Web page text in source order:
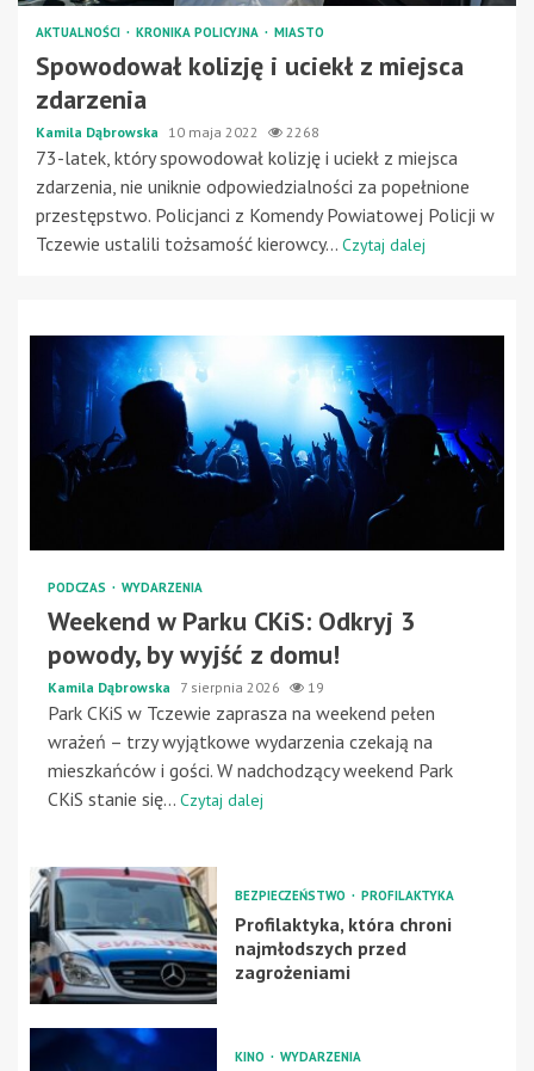
AKTUALNOŚCI KRONIKA POLICYJNA MIASTO
Spowodował kolizję i uciekł z miejsca
zdarzenia
Kamila Dąbrowska 10 maja 2022 2268
73-latek, który spowodował kolizję i uciekł z miejsca
zdarzenia, nie uniknie odpowiedzialności za popełnione
przestępstwo. Policjanci z Komendy Powiatowej Policji w
Tczewie ustalili tożsamość kierowcy... Czytaj dalej
PODCZAS WYDARZENIA
Weekend w Parku CKiS: Odkryj 3
powody, by wyjść z domu!
Kamila Dąbrowska 7 sierpnia 2026 19
Park CKiS w Tczewie zaprasza na weekend pełen
wrażeń – trzy wyjątkowe wydarzenia czekają na
mieszkańców i gości. W nadchodzący weekend Park
CKiS stanie się... Czytaj dalej
BEZPIECZEŃSTWO PROFILAKTYKA
Profilaktyka, która chroni
najmłodszych przed
zagrożeniami
KINO WYDARZENIA